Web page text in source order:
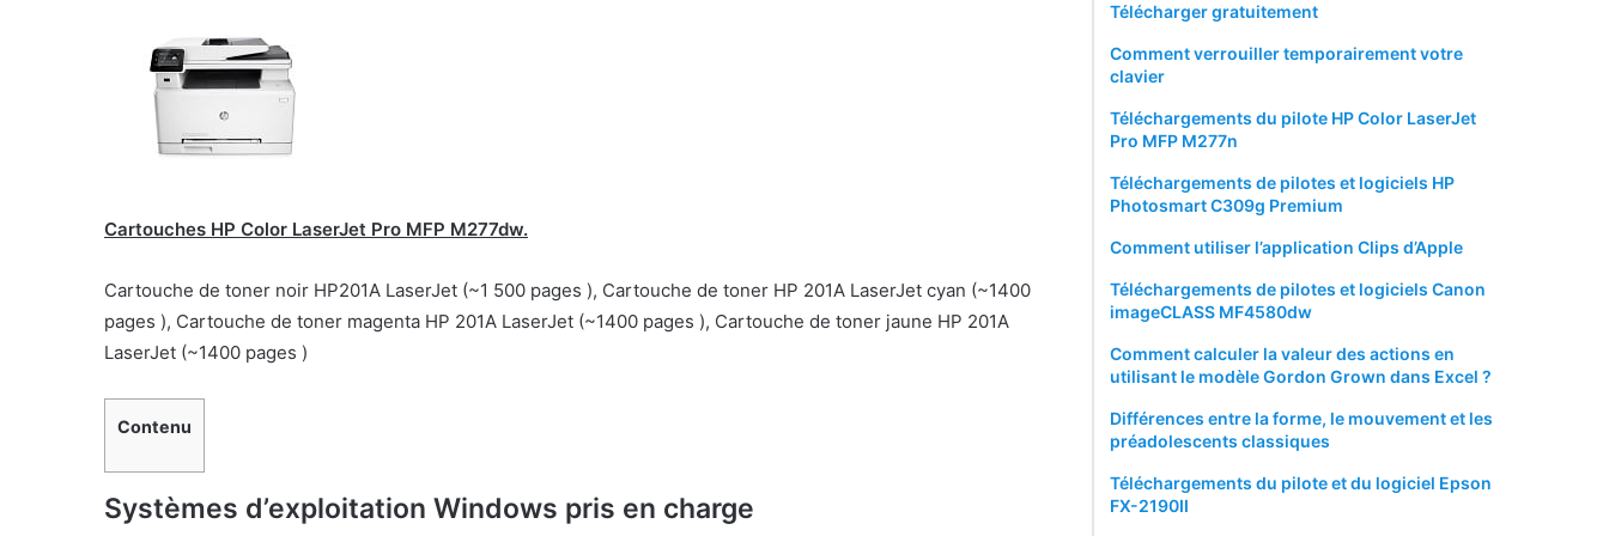
Cartouches HP Color LaserJet Pro MFP M277dw.
Cartouche de toner noir HP201A LaserJet (~1 500 pages ), Cartouche de toner HP 201A LaserJet cyan (~1400
pages ), Cartouche de toner magenta HP 201A LaserJet (~1400 pages ), Cartouche de toner jaune HP 201A
LaserJet (~1400 pages )
Contenu
Systèmes d’exploitation Windows pris en charge
Télécharger gratuitement
Comment verrouiller temporairement votre
clavier
Téléchargements du pilote HP Color LaserJet
Pro MFP M277n
Téléchargements de pilotes et logiciels HP
Photosmart C309g Premium
Comment utiliser l’application Clips d’Apple
Téléchargements de pilotes et logiciels Canon
imageCLASS MF4580dw
Comment calculer la valeur des actions en
utilisant le modèle Gordon Grown dans Excel ?
Différences entre la forme, le mouvement et les
préadolescents classiques
Téléchargements du pilote et du logiciel Epson
FX-2190II